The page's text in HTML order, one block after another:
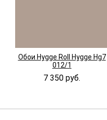
Обои Hygge Roll Hygge Hg7
012/1
7 350 руб.